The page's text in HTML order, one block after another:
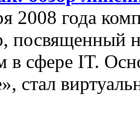
2008 года
посвященный
в сфере IT.
стал